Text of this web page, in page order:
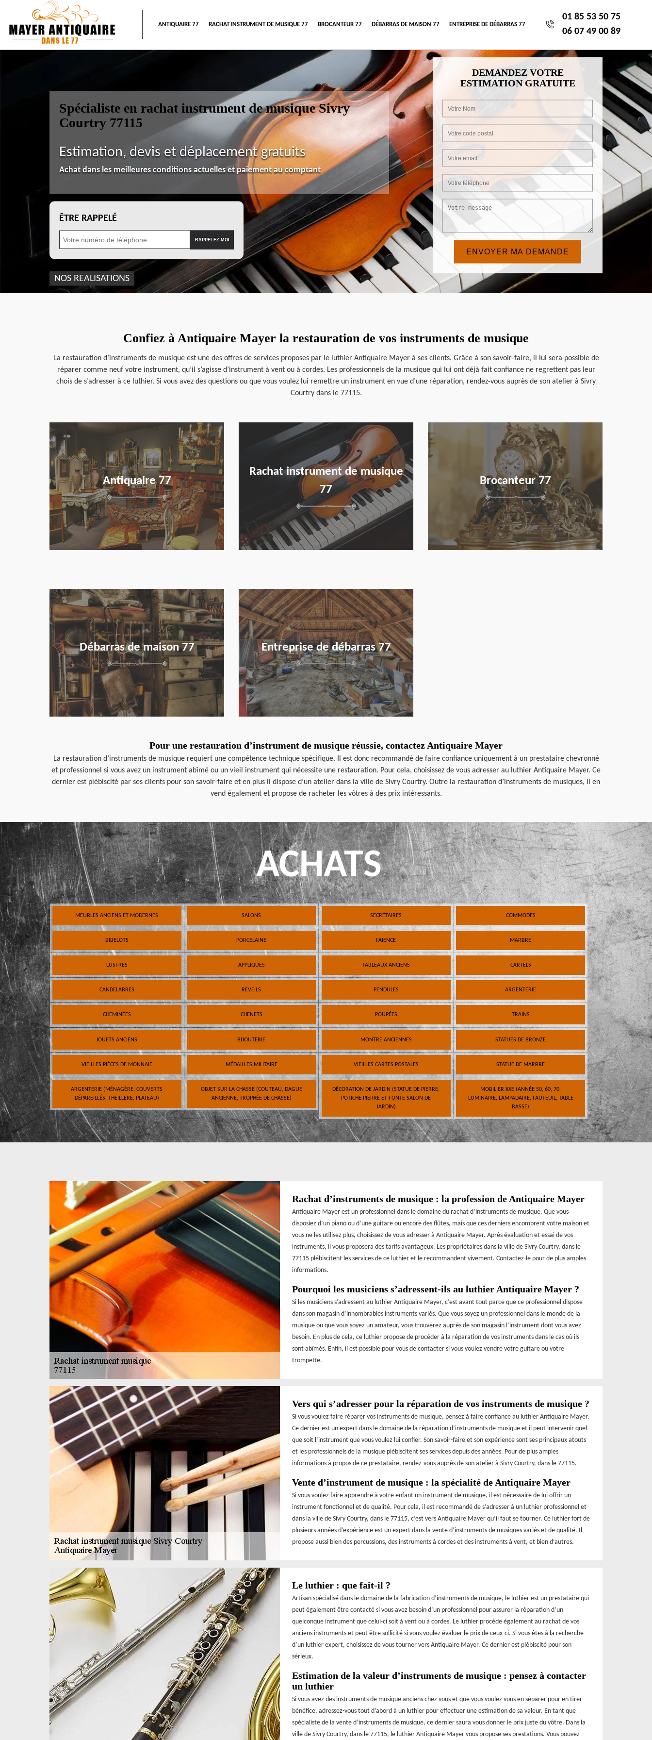
ANTIQUAIRE 77 RACHAT INSTRUMENT DE MUSIQUE 77 BROCANTEUR 77 DÉBARRAS DE MAISON 77 ENTREPRISE DE DÉBARRAS 77
01 85 53 50 75
06 07 49 00 89
Spécialiste en rachat instrument de musique Sivry
Courtry 77115
Estimation, devis et déplacement gratuits
Achat dans les meilleures conditions actuelles et paiement au comptant
ÊTRE RAPPELÉ
NOS REALISATIONS
DEMANDEZ VOTRE
ESTIMATION GRATUITE
Confiez à Antiquaire Mayer la restauration de vos instruments de musique
La restauration d’instruments de musique est une des offres de services proposes par le luthier Antiquaire Mayer à ses clients. Grâce à son savoir-faire, il lui sera possible de
réparer comme neuf votre instrument, qu’il s’agisse d’instrument à vent ou à cordes. Les professionnels de la musique qui lui ont déjà fait confiance ne regrettent pas leur
chois de s’adresser à ce luthier. Si vous avez des questions ou que vous voulez lui remettre un instrument en vue d’une réparation, rendez-vous auprès de son atelier à Sivry
Courtry dans le 77115.
Antiquaire 77
Rachat instrument de musique
77
en savoir plus
Brocanteur 77
en savoir plus
Débarras de maison 77
en savoir plus
Entreprise de débarras 77
en savoir plus
Pour une restauration d’instrument de musique réussie, contactez Antiquaire Mayer
La restauration d’instruments de musique requiert une compétence technique spécifique. Il est donc recommandé de faire confiance uniquement à un prestataire chevronné
et professionnel si vous avez un instrument abîmé ou un vieil instrument qui nécessite une restauration. Pour cela, choisissez de vous adresser au luthier Antiquaire Mayer. Ce
dernier est plébiscité par ses clients pour son savoir-faire et en plus il dispose d’un atelier dans la ville de Sivry Courtry. Outre la restauration d’instruments de musiques, il en
vend également et propose de racheter les vôtres à des prix intéressants.
ACHATS
MEUBLES ANCIENS ET MODERNES SALONS SECRÉTAIRES COMMODES
BIBELOTS PORCELAINE FAÏENCE MARBRE
LUSTRES APPLIQUES TABLEAUX ANCIENS CARTELS
CANDELABRES REVEILS PENDULES ARGENTERIE
CHEMINÉES CHENETS POUPÉES TRAINS
JOUETS ANCIENS BIJOUTERIE MONTRE ANCIENNES STATUES DE BRONZE
VIEILLES PIÈCES DE MONNAIE MÉDAILLES MILITAIRE VIEILLES CARTES POSTALES STATUE DE MARBRE
ARGENTERIE (MÉNAGÈRE, COUVERTS
DÉPAREILLÉS, THEILLERE, PLATEAU)
OBJET SUR LA CHASSE (COUTEAU, DAGUE
ANCIENNE, TROPHÉE DE CHASSE)
DÉCORATION DE JARDIN (STATUE DE PIERRE,
POTICHE PIERRE ET FONTE SALON DE
JARDIN)
MOBILIER XXE (ANNÉE 50, 60, 70,
LUMINAIRE, LAMPADAIRE, FAUTEUIL, TABLE
BASSE)
Rachat d’instruments de musique : la profession de Antiquaire Mayer
Antiquaire Mayer est un professionnel dans le domaine du rachat d’instruments de musique. Que vous
disposiez d’un piano ou d’une guitare ou encore des flûtes, mais que ces derniers encombrent votre maison et
vous ne les utilisez plus, choisissez de vous adresser à Antiquaire Mayer. Après évaluation et essai de vos
instruments, il vous proposera des tarifs avantageux. Les propriétaires dans la ville de Sivry Courtry, dans le
77115 plébiscitent les services de ce luthier et le recommandent vivement. Contactez-le pour de plus amples
informations.
Pourquoi les musiciens s’adressent-ils au luthier Antiquaire Mayer ?
Si les musiciens s’adressent au luthier Antiquaire Mayer, c’est avant tout parce que ce professionnel dispose
dans son magasin d’innombrables instruments variés. Que vous soyez un professionnel dans le monde de la
musique ou que vous soyez un amateur, vous trouverez auprès de son magasin l’instrument dont vous avez
besoin. En plus de cela, ce luthier propose de procéder à la réparation de vos instruments dans le cas où ils
sont abîmés. Enfin, il est possible pour vous de contacter si vous voulez vendre votre guitare ou votre
trompette.
Vers qui s’adresser pour la réparation de vos instruments de musique ?
Si vous voulez faire réparer vos instruments de musique, pensez à faire confiance au luthier Antiquaire Mayer.
Ce dernier est un expert dans le domaine de la réparation d’instruments de musique et il peut intervenir quel
que soit l’instrument que vous voulez lui confier. Son savoir-faire et son expérience sont ses principaux atouts
et les professionnels de la musique plébiscitent ses services depuis des années. Pour de plus amples
informations à propos de ce prestataire, rendez-vous auprès de son atelier à Sivry Courtry, dans le 77115.
Vente d’instrument de musique : la spécialité de Antiquaire Mayer
Si vous voulez faire apprendre à votre enfant un instrument de musique, il est nécessaire de lui offrir un
instrument fonctionnel et de qualité. Pour cela, il est recommandé de s’adresser à un luthier professionnel et
dans la ville de Sivry Courtry, dans le 77115, c’est vers Antiquaire Mayer qu’il faut se tourner. Ce luthier fort de
plusieurs années d’expérience est un expert dans la vente d’instruments de musiques variés et de qualité. Il
propose aussi bien des percussions, des instruments à cordes et des instruments à vent, et bien d’autres.
Le luthier : que fait-il ?
Artisan spécialisé dans le domaine de la fabrication d’instruments de musique, le luthier est un prestataire qui
peut également être contacté si vous avez besoin d’un professionnel pour assurer la réparation d’un
quelconque instrument que celui-ci soit à vent ou à cordes. Le luthier procède également au rachat de vos
anciens instruments et peut être sollicité si vous voulez évaluer le prix de ceux-ci. Si vous êtes à la recherche
d’un luthier expert, choisissez de vous tourner vers Antiquaire Mayer. Ce dernier est plébiscité pour son
sérieux.
Estimation de la valeur d’instruments de musique : pensez à contacter
un luthier
Si vous avez des instruments de musique anciens chez vous et que vous voulez vous en séparer pour en tirer
bénéfice, adressez-vous tout d’abord à un luthier pour effectuer une estimation de sa valeur. En tant que
spécialiste de la vente d’instruments de musique, ce dernier saura vous donner le prix juste du vôtre. Dans la
ville de Sivry Courtry, dans le 77115, le luthier Antiquaire Mayer vous propose ses prestations. Vous pouvez